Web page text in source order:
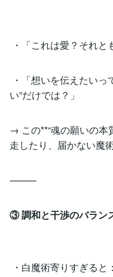
・「これは愛？それと
・「想いを伝えたい
い”だけでは？」
→ この**“魂の願いの本
走したり、届かない魔
⸻
③ 調和と干渉のバラン
・白魔術寄りすぎる